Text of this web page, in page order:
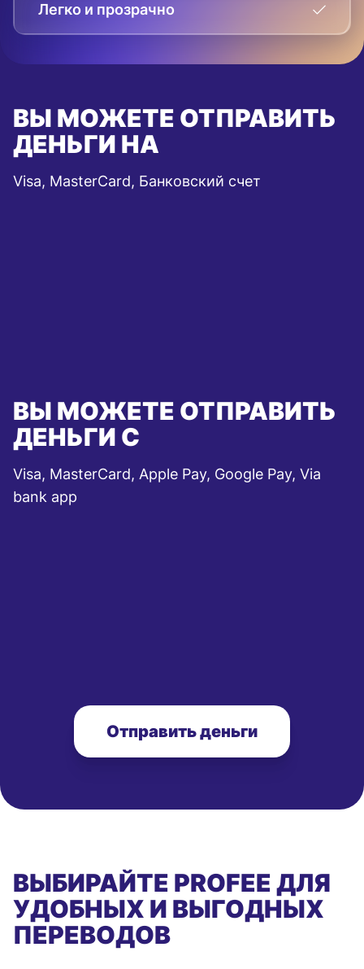
Легко и прозрачно
ВЫ МОЖЕТЕ ОТПРАВИТЬ
ДЕНЬГИ НА
Visa, MasterCard, Банковский счет
ВЫ МОЖЕТЕ ОТПРАВИТЬ
ДЕНЬГИ С
Visa, MasterCard, Apple Pay, Google Pay, Via
bank app
Отправить деньги
ВЫБИРАЙТЕ PROFEE ДЛЯ
УДОБНЫХ И ВЫГОДНЫХ
ПЕРЕВОДОВ